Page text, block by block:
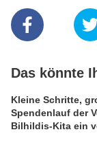
Das könnte
Kleine Schritte,
Spendenlauf der
Bilhildis-Kita ein